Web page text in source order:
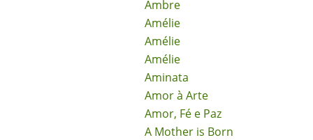
Ambre
Amélie
Amélie
Amélie
Aminata
Amor à Arte
Amor, Fé e Paz
A Mother is Born